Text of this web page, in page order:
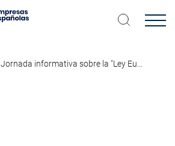
Jornada informativa sobre la "Ley Eu...